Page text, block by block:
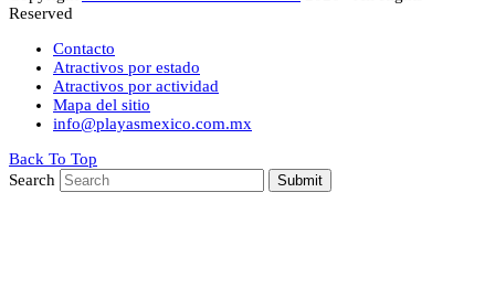
Reserved
Contacto
Atractivos por estado
Atractivos por actividad
Mapa del sitio
info@playasmexico.com.mx
Back To Top
Search
Submit